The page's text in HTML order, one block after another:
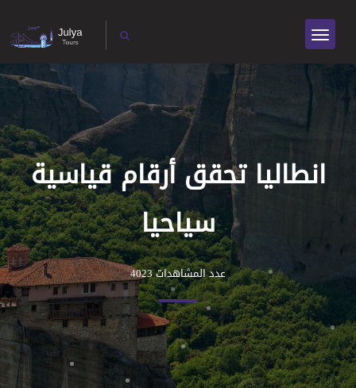
انطاليا تحقق أرقام قياسية
سياحيا
عدد المشاهدات 4023